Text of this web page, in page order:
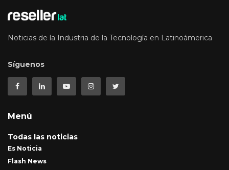
Noticias de la Industria de la Tecnología en Latinoámerica
Síguenos
Menú
Todas las noticias
Es Noticia
Flash News